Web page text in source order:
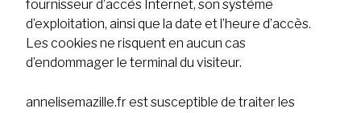
fournisseur d’accès Internet, son système
d’exploitation, ainsi que la date et l’heure d’accès.
Les cookies ne risquent en aucun cas
d’endommager le terminal du visiteur.
annelisemazille.fr est susceptible de traiter les